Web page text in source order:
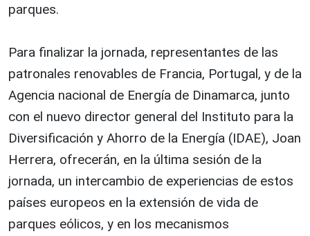
parques.
Para finalizar la jornada, representantes de las
patronales renovables de Francia, Portugal, y de la
Agencia nacional de Energía de Dinamarca, junto
con el nuevo director general del Instituto para la
Diversificación y Ahorro de la Energía (IDAE), Joan
Herrera, ofrecerán, en la última sesión de la
jornada, un intercambio de experiencias de estos
países europeos en la extensión de vida de
parques eólicos, y en los mecanismos